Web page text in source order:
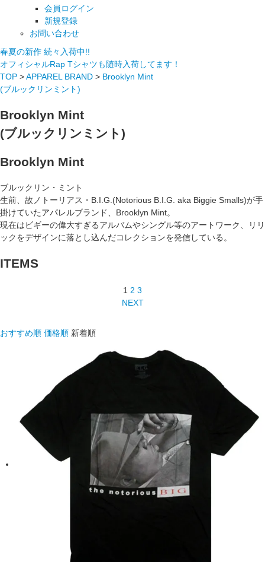
会員ログイン
新規登録
お問い合わせ
春夏の新作 続々入荷中!!
オフィシャルRap Tシャツも随時入荷してます！
TOP >APPAREL BRAND > Brooklyn Mint
(ブルックリンミント)
Brooklyn Mint
(ブルックリンミント)
Brooklyn Mint
ブルックリン・ミント
生前、故ノトーリアス・B.I.G.(Notorious B.I.G. aka Biggie Smalls)が手
掛けていたアパレルブランド、Brooklyn Mint。
現在はビギーの偉大すぎるアルバムやシングル等のアートワーク、リリ
ックをデザインに落とし込んだコレクションを発信している。
ITEMS
1 2 3
NEXT
おすすめ順 価格順 新着順